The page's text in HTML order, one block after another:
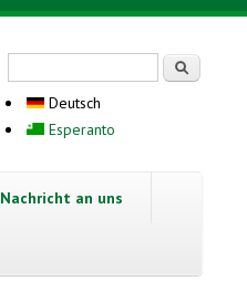
Deutsch
Esperanto
Nachricht an uns